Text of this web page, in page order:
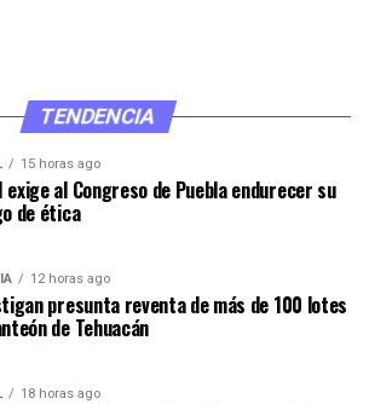
TENDENCIA
15 horas ago
exige al Congreso de Puebla endurecer su
de ética
12 horas ago
presunta reventa de más de 100 lotes
de Tehuacán
18 horas ago